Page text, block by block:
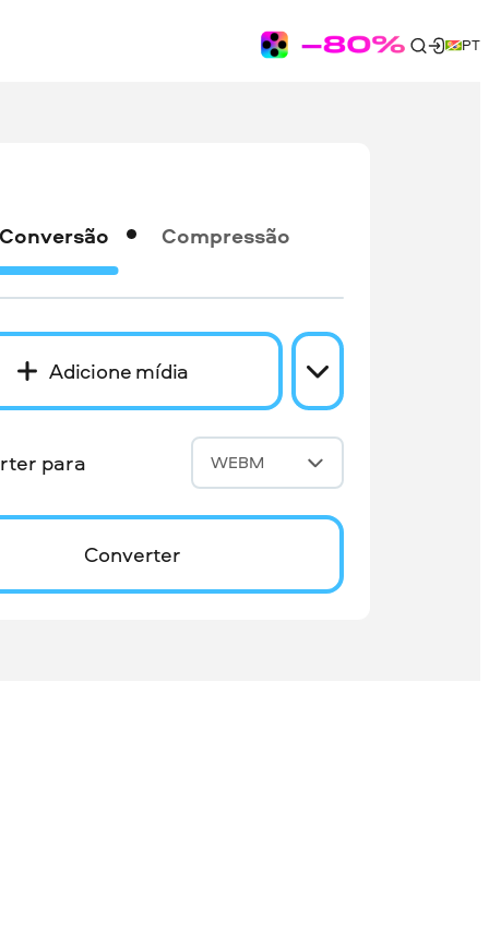
PT
Conversão Compressão
Adicione mídia
para WEBM
Converter